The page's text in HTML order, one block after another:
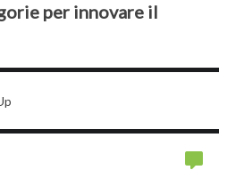
per innovare il